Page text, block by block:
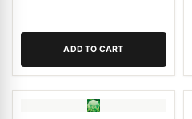
ADD TO CART